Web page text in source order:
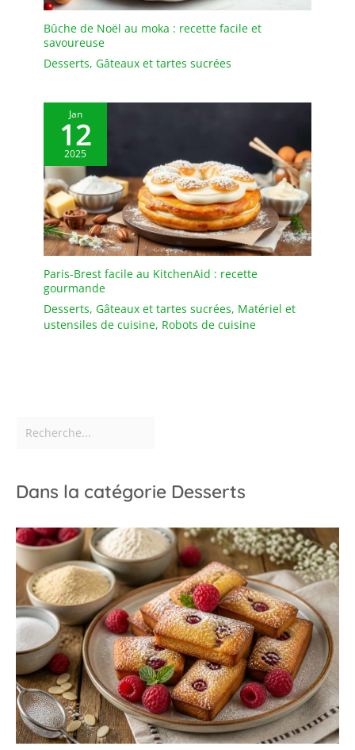
remplacement gratuit si
les plateaux arrivent
Bûche de Noël au moka : recette facile et
savoureuse
Desserts, Gâteaux et tartes sucrées
Jan
12
2025
Paris-Brest facile au KitchenAid : recette
gourmande
Desserts, Gâteaux et tartes sucrées, Matériel et
ustensiles de cuisine, Robots de cuisine
Dans la catégorie Desserts